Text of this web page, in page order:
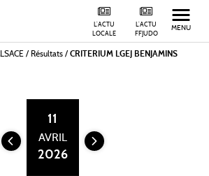
L'ACTU
FFJUDO
L'ACTU
LOCALE
MENU
/ Résultats / CRITERIUM LGEJ BENJAMINS
11
AVRIL
2026